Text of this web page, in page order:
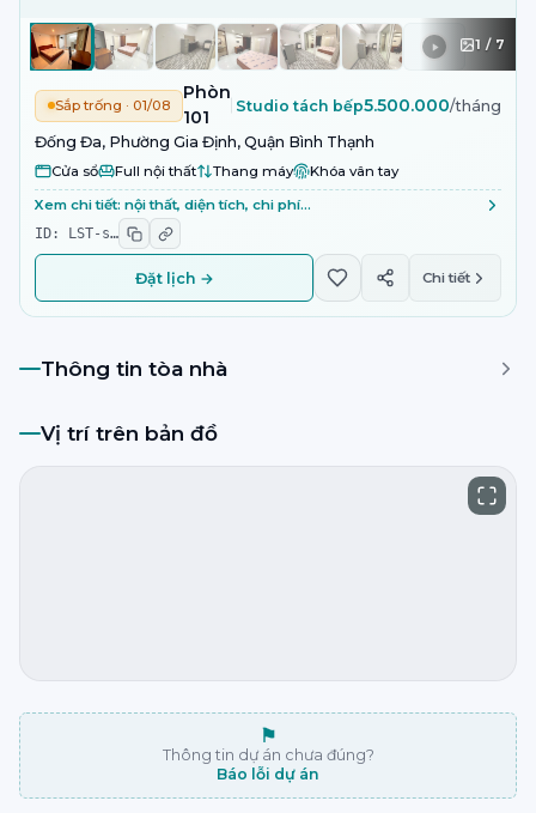
1 / 7
Sắp trống · 01/08
Phòng
101
Studio tách bếp5.500.000/tháng
Đống Đa, Phường Gia Định, Quận Bình Thạnh
Cửa sổ Full nội thất Thang máy Khóa vân tay
Xem chi tiết: nội thất, diện tích, chi phí…
ID: LST-s…
Đặt lịch → Chi tiết
Thông tin tòa nhà
Vị trí trên bản đồ
⚑
Thông tin dự án chưa đúng?
Báo lỗi dự án